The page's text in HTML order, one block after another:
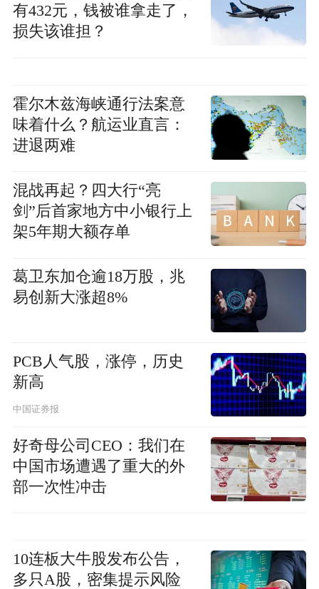
有432元，钱被谁拿走了，
损失该谁担？
霍尔木兹海峡通行法案意
味着什么？航运业直言：
进退两难
混战再起？四大行“亮
剑”后首家地方中小银行上
架5年期大额存单
葛卫东加仓逾18万股，兆
易创新大涨超8%
PCB人气股，涨停，历史
新高
中国证券报
好奇母公司CEO：我们在
中国市场遭遇了重大的外
部一次性冲击
10连板大牛股发布公告，
多只A股，密集提示风险